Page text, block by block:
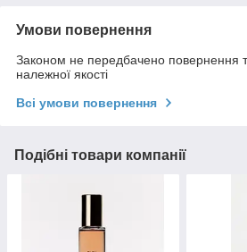
Умови повернення
Законом не передбачено повернення
належної якості
Всі умови повернення
Подібні товари компанії